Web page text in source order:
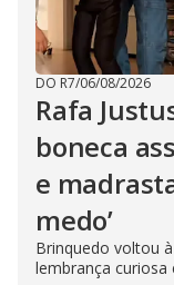
DO R7/06/08/2026
Rafa
boneca
e
medo’
Brinquedo voltou
lembrança curiosa